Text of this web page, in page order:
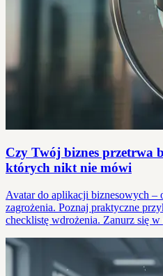
Czy Twój biznes przetrwa
których nikt nie mówi
Avatar do aplikacji biznesowych –
zagrożenia. Poznaj praktyczne
checklistę wdrożenia. Zanurz się w